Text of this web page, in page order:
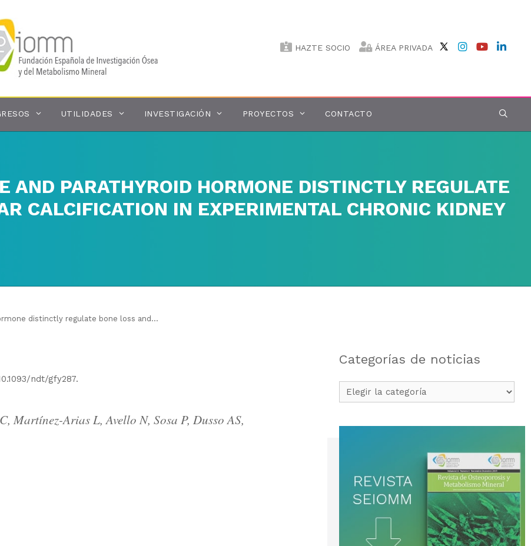
HAZTE SOCIO ÁREA PRIVADA
UTILIDADES INVESTIGACIÓN PROYECTOS CONTACTO
AND PARATHYROID HORMONE DISTINCTLY REGULATE
CALCIFICATION IN EXPERIMENTAL CHRONIC KIDNEY
distinctly regulate bone loss and...
ndt/gfy287.
Martínez-Arias L, Avello N, Sosa P, Dusso AS,
Categorías de noticias
Categorías
de